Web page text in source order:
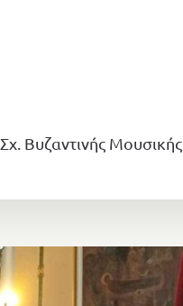
Σχ. Βυζαντινής Μουσικής